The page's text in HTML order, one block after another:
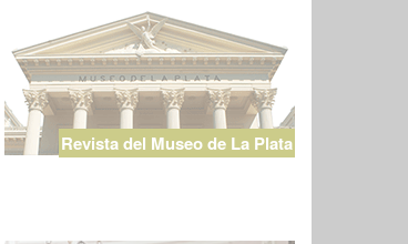
Revista del Museo de La Plata